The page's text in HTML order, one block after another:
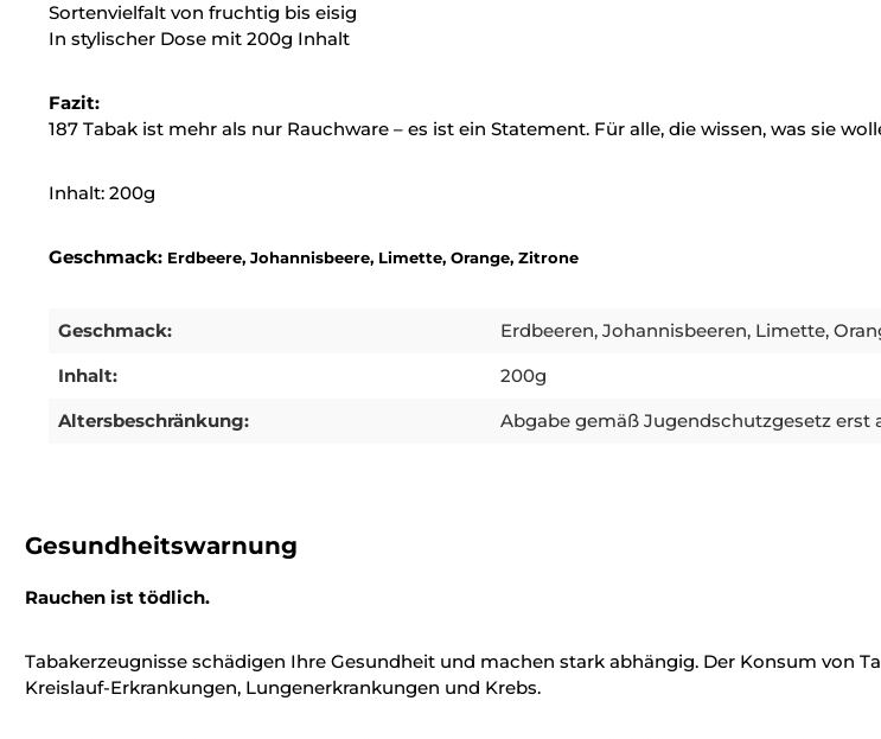
Sortenvielfalt von fruchtig bis eisig
In stylischer Dose mit 200g Inhalt
Fazit:
187 Tabak ist mehr als nur Rauchware – es ist ein Statement. Für alle, die wissen, was sie
Inhalt: 200g
Geschmack: Erdbeere, Johannisbeere, Limette, Orange, Zitrone
Geschmack:
Erdbeeren, Johannisbeeren, Limette,
Inhalt:
200g
Altersbeschränkung:
Abgabe gemäß Jugendschutzgesetz erst
Gesundheitswarnung
Rauchen ist tödlich.
Tabakerzeugnisse schädigen Ihre Gesundheit und machen stark abhängig. Der Konsum von
Kreislauf-Erkrankungen, Lungenerkrankungen und Krebs.